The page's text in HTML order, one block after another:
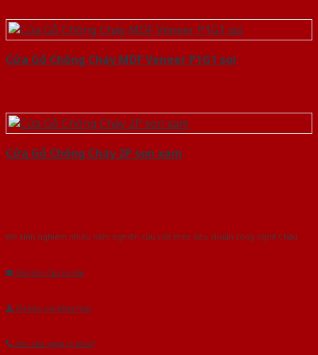
Cửa Gỗ Chống Cháy MDF Veneer P1G1 soi
Cửa Gỗ Chống Cháy 2P son xam
Với kinh nghiệm nhiêu năm nghiên cứu cửa theo tiêu chuẩn công nghệ Châu
Gửi yêu cầu tư vấn
Tải báo giá tổng hợp
Yêu cầu gọi lại (3 phút)